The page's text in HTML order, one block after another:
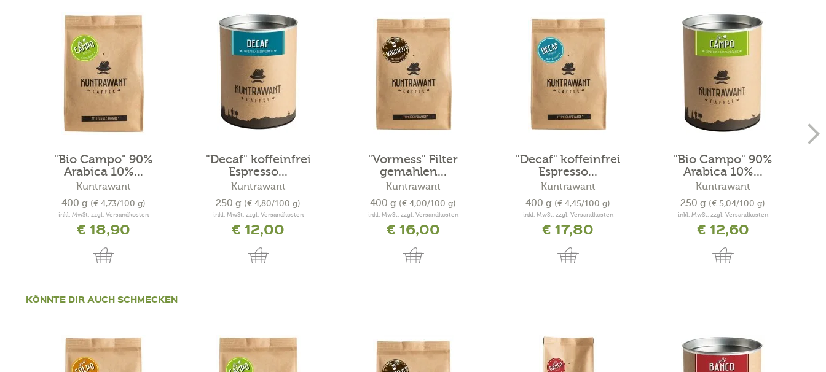
"Bio Campo" 90%
Arabica 10%...
Kuntrawant
400 g (€ 4,73/100 g)
inkl. MwSt. zzgl. Versandkosten
€ 18,90
"Decaf" koffeinfrei
Espresso...
Kuntrawant
250 g (€ 4,80/100 g)
inkl. MwSt. zzgl. Versandkosten
€ 12,00
"Vormess" Filter
gemahlen...
Kuntrawant
400 g (€ 4,00/100 g)
inkl. MwSt. zzgl. Versandkosten
€ 16,00
"Decaf" koffeinfrei
Espresso...
Kuntrawant
400 g (€ 4,45/100 g)
inkl. MwSt. zzgl. Versandkosten
€ 17,80
"Bio Campo" 90%
Arabica 10%...
Kuntrawant
250 g (€ 5,04/100 g)
inkl. MwSt. zzgl. Versandkosten
€ 12,60
KÖNNTE DIR AUCH SCHMECKEN